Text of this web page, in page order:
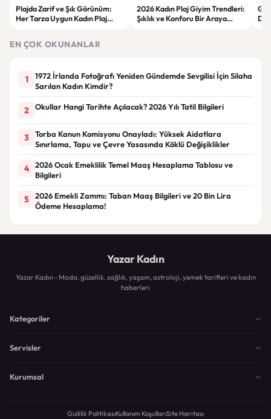
Plajda Zarif ve Şık Görünüm:
Her Tarza Uygun Kadın Plaj
2026 Kadın Plaj Giyim Trendleri:
Şıklık ve Konforu Bir Araya
EN ÇOK OKUNANLAR
1
1972 İrlanda Fotoğrafı Yeniden Gündemde Sevgilisi İçin Silaha
Sarılan Kadın Kimdir?
2 Okullar Hangi Tarihte Açılacak? 2026 Yılı Tatil Bilgileri
3
Torba Kanun Komisyonu Onayladı: Yüksek Aidatlara
Sınırlama, Tapu ve Çevre Yasasında Köklü Değişiklikler
4
2026 Ocak Emeklilik Temel Maaş Hesaplama Tablosu ve
Bilgileri
5
2026 Emekli Zammı: Taban Maaş Bilgileri ve 20 Bin Lira
Ödeme Hesaplama!
Yazar Kadın
Yazar Kadın - Moda, güzellik, sağlık, yaşam, astroloji, yemek tarifleri ve kadın
haberleri
Kategoriler
Servisler
Kurumsal
Gizlilik PolitikasıKullanım KoşullarıSite Haritası